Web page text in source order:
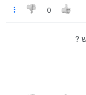
לכן מרגיש לי שהמטרה
תוכל לראות אותו…
ידעתי שאפשר להשתמש
0
?